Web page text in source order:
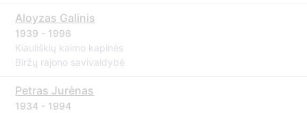
Aloyzas Galinis
1939 - 1996
Kiauliškių kaimo kapinės
Biržų rajono savivaldybė
Petras Jurėnas
1934 - 1994